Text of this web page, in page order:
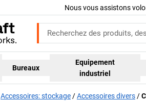
Nous vous assistons
Bureaux
Equipement
industriel
Accessoires: stockage Accessoires divers